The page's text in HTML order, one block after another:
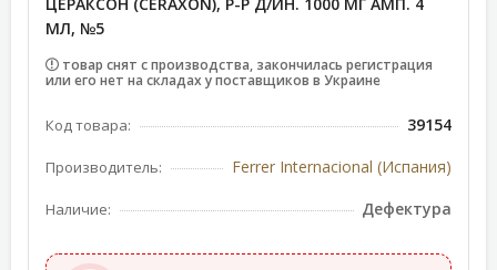
МЛ, №5
товар снят с производства, закончилась регистрация
или его нет на складах у поставщиков в Украине
Код товара: 39154
Производитель: Ferrer Internacional (Испания)
Наличие: Дефектура